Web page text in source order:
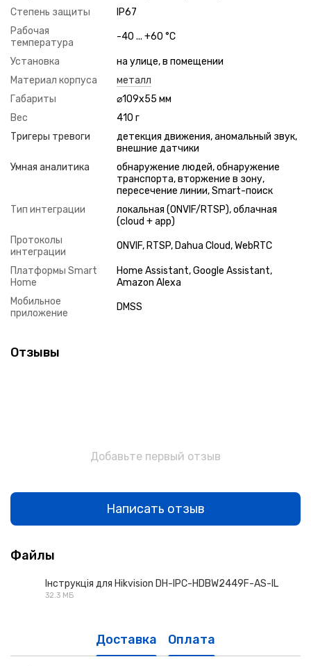
Степень защиты
IP67
Рабочая
температура
-40 ... +60 °C
Установка
на улице, в помещении
Материал корпуса
металл
Габариты
⌀109x55 мм
Вес
410 г
Тригеры тревоги
детекция движения, аномальный звук,
внешние датчики
Умная аналитика
обнаружение людей, обнаружение
транспорта, вторжение в зону,
пересечение линии, Smart-поиск
Тип интеграции
локальная (ONVIF/RTSP), облачная
(cloud + app)
Протоколы
интеграции
ONVIF, RTSP, Dahua Cloud, WebRTC
Платформы Smart
Home
Home Assistant, Google Assistant,
Amazon Alexa
Мобильное
приложение
DMSS
Отзывы
Добавьте первый отзыв
Написать отзыв
Файлы
Інструкція для Hikvision DH-IPC-HDBW2449F-AS-IL
32.3 МБ
Доставка Оплата